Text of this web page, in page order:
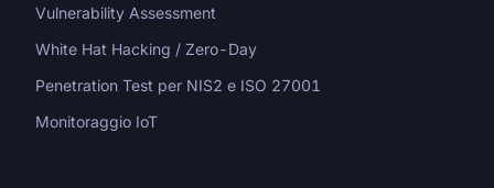
Vulnerability Assessment
White Hat Hacking / Zero-Day
Penetration Test per NIS2 e ISO 27001
Monitoraggio IoT